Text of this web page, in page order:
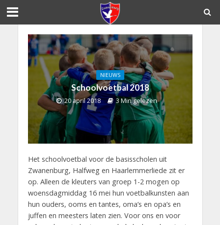
NIEUWS
Schoolvoetbal 2018
20 april 2018 3 Min gelezen
Het schoolvoetbal voor de basisscholen uit
Zwanenburg, Halfweg en Haarlemmerliede zit er
op. Alleen de kleuters van groep 1-2 mogen op
woensdagmiddag 16 mei hun voetbalkunsten aan
hun ouders, ooms en tantes, oma’s en opa’s en
juffen en meesters laten zien. Voor ons en voor